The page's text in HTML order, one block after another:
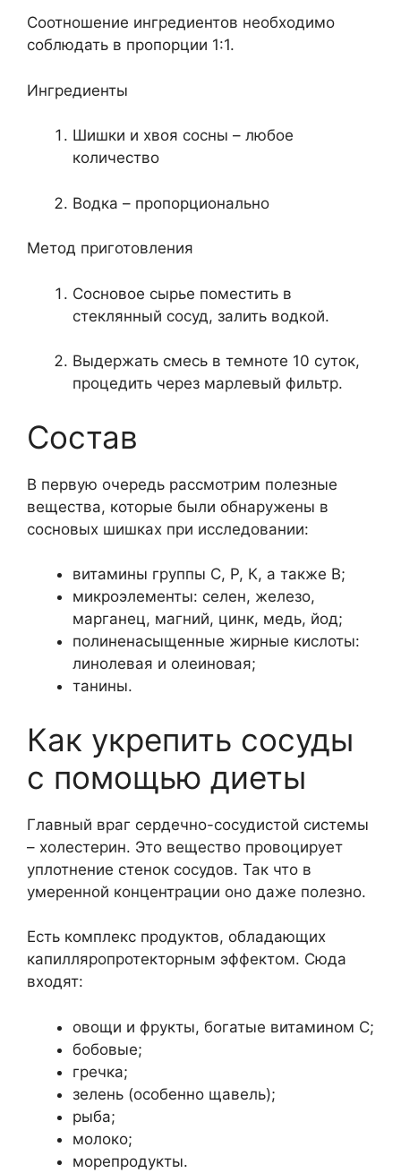
Соотношение ингредиентов необходимо
соблюдать в пропорции 1:1.
Ингредиенты
Шишки и хвоя сосны – любое
количество
Водка – пропорционально
Метод приготовления
Сосновое сырье поместить в
стеклянный сосуд, залить водкой.
Выдержать смесь в темноте 10 суток,
процедить через марлевый фильтр.
Состав
В первую очередь рассмотрим полезные
вещества, которые были обнаружены в
сосновых шишках при исследовании:
витамины группы С, Р, К, а также В;
микроэлементы: селен, железо,
марганец, магний, цинк, медь, йод;
полиненасыщенные жирные кислоты:
линолевая и олеиновая;
танины.
Как укрепить сосуды
с помощью диеты
Главный враг сердечно-сосудистой системы
– холестерин. Это вещество провоцирует
уплотнение стенок сосудов. Так что в
умеренной концентрации оно даже полезно.
Есть комплекс продуктов, обладающих
капилляропротекторным эффектом. Сюда
входят:
овощи и фрукты, богатые витамином C;
бобовые;
гречка;
зелень (особенно щавель);
рыба;
молоко;
морепродукты.